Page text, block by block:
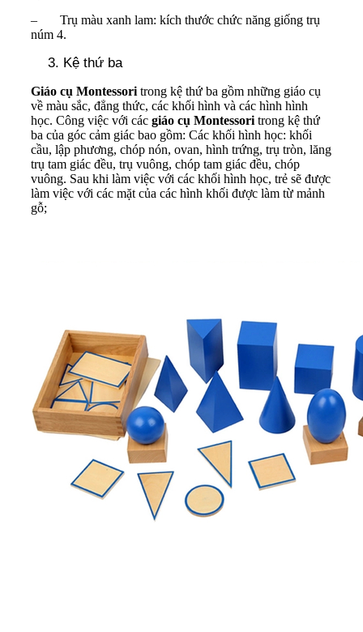
–
Trụ màu xanh lam: kích thước chức năng giống trụ
núm 4.
Kệ thứ ba
Giáo cụ Montessori trong kệ thứ ba gồm những giáo cụ
về màu sắc, đẳng thức, các khối hình và các hình hình
học. Công việc với các giáo cụ Montessori trong kệ thứ
ba của góc cảm giác bao gồm: Các khối hình học: khối
cầu, lập phương, chóp nón, ovan, hình trứng, trụ tròn, lăng
trụ tam giác đều, trụ vuông, chóp tam giác đều, chóp
vuông. Sau khi làm việc với các khối hình học, trẻ sẽ được
làm việc với các mặt của các hình khối được làm từ mảnh
gỗ;